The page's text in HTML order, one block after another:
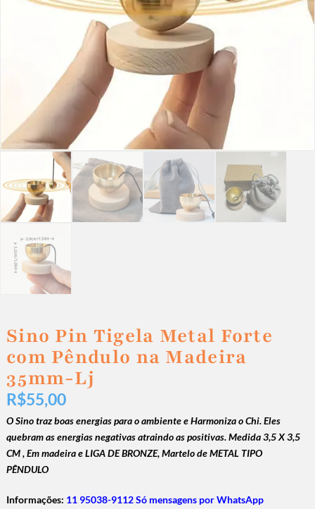
Sino Pin Tigela Metal Forte
com Pêndulo na Madeira
35mm-Lj
R$55,00
O Sino traz boas energias para o ambiente e Harmoniza o Chi.Eles
quebram as energias negativas atraindo as positivas.Medida 3,5 X 3,5
CM ,Em madeira e LIGA DE BRONZE, Martelo de METAL TIPO
PÊNDULO
Informações: 11 95038-9112 Só mensagens por WhatsApp